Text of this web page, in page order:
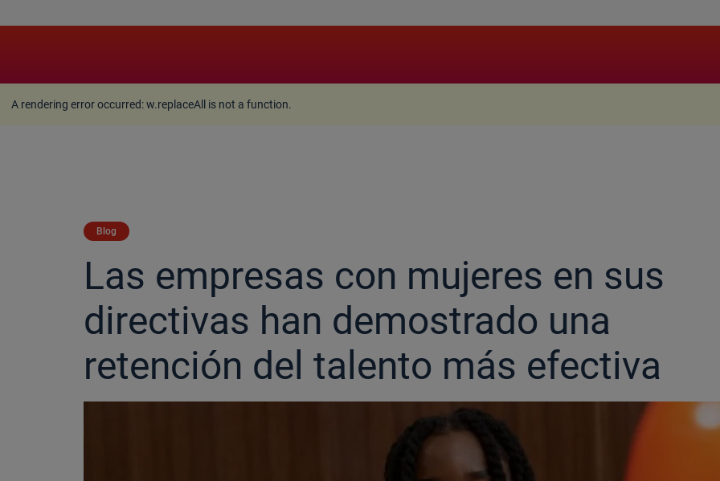
A rendering error occurred:w.replaceAll is not a function.
A rendering error occurred:w.replaceAll is not a function.
Blog
Las empresas con mujeres en sus
directivas han demostrado una
retención del talento más efectiva